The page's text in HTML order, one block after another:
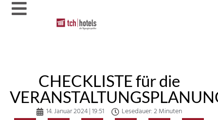
CHECKLISTE für die
14. Januar 2024 | 19:51 Lesedauer: 2 Minuten